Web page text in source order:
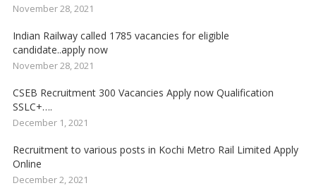
November 28, 2021
Indian Railway called 1785 vacancies for eligible
candidate..apply now
November 28, 2021
CSEB Recruitment 300 Vacancies Apply now Qualification
SSLC+….
December 1, 2021
Recruitment to various posts in Kochi Metro Rail Limited Apply
Online
December 2, 2021